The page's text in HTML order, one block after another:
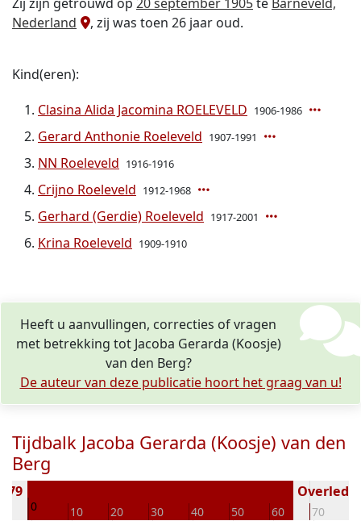
Nederland
, zij was toen 26 jaar oud.
Kind(eren):
Clasina Alida Jacomina ROELEVELD 1906-1986
Gerard Anthonie Roeleveld 1907-1991
NN Roeleveld 1916-1916
Crijno Roeleveld 1912-1968
Gerhard (Gerdie) Roeleveld 1917-2001
Krina Roeleveld 1909-1910
Heeft u aanvullingen, correcties of vragen
met betrekking tot Jacoba Gerarda (Koosje)
van den Berg?
De auteur van deze publicatie hoort het graag van u!
Tijdbalk Jacoba Gerarda (Koosje) van den
Berg
0 10 20 30 40 50 60 70